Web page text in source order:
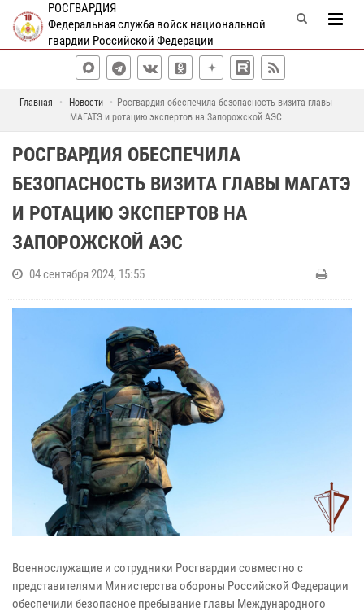
РОСГВАРДИЯ
Федеральная служба войск национальной
гвардии Российской Федерации
Главная Новости
Росгвардия обеспечила безопасность визита главы
МАГАТЭ и ротацию экспертов на Запорожской АЭС
РОСГВАРДИЯ ОБЕСПЕЧИЛА
БЕЗОПАСНОСТЬ ВИЗИТА ГЛАВЫ МАГАТЭ
И РОТАЦИЮ ЭКСПЕРТОВ НА
ЗАПОРОЖСКОЙ АЭС
04 сентября 2024, 15:55
Военнослужащие и сотрудники Росгвардии совместно с
представителями Министерства обороны Российской Федерации
обеспечили безопасное пребывание главы Международного